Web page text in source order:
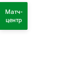
Матч-
центр